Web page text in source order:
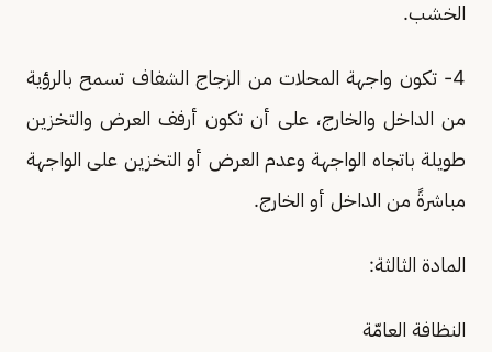
الخشب.
4- تكون واجهة المحلات من الزجاج الشفاف تسمح بالرؤية
من الداخل والخارج، على أن تكون أرفف العرض والتخزين
طويلة باتجاه الواجهة وعدم العرض أو التخزين على الواجهة
مباشرةً من الداخل أو الخارج.
المادة الثالثة:
النظافة العامّة